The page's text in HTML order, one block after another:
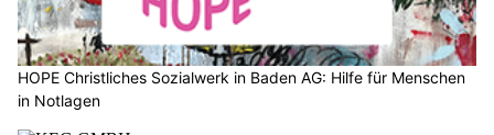
HOPE Christliches Sozialwerk in Baden AG: Hilfe für Menschen
in Notlagen